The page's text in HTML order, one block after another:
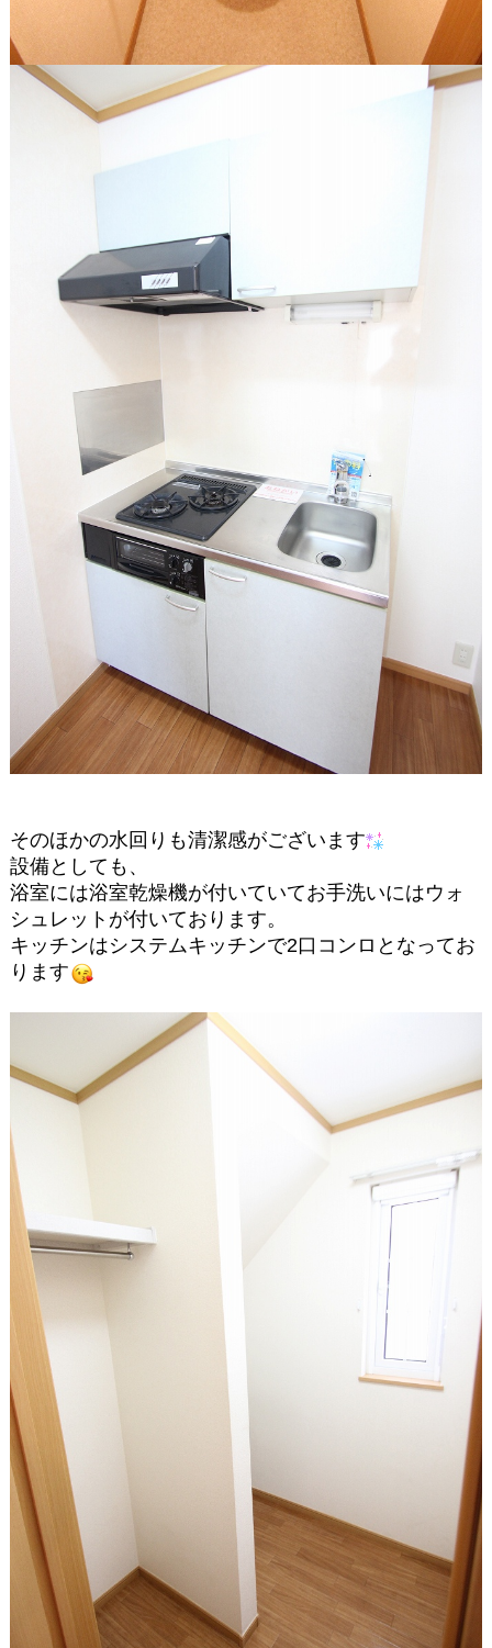
そのほかの水回りも清潔感がございます
設備としても、
浴室には浴室乾燥機が付いていてお手洗いにはウォ
シュレットが付いております。
キッチンはシステムキッチンで2口コンロとなってお
ります